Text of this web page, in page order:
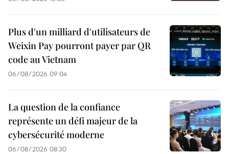
Plus d'un milliard d'utilisateurs de
Weixin Pay pourront payer par QR
code au Vietnam
06/08/2026 09:04
La question de la confiance
représente un défi majeur de la
cybersécurité moderne
06/08/2026 08:30